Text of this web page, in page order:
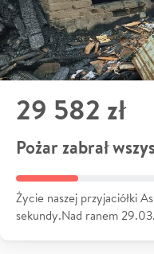
29 582 zł
Pożar zabrał
Życie naszej przyjaciółki
sekundy.Nad ranem